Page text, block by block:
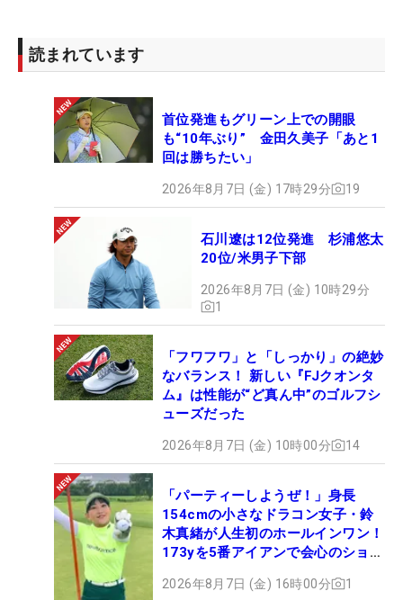
読まれています
首位発進もグリーン上での開眼
も“10年ぶり” 金田久美子「あと1
回は勝ちたい」
2026年8月7日 (金) 17時29分 19
石川遼は12位発進 杉浦悠太
20位/米男子下部
2026年8月7日 (金) 10時29分
1
「フワフワ」と「しっかり」の絶妙
なバランス！ 新しい『FJクオンタ
ム』は性能が“ど真ん中”のゴルフシ
ューズだった
2026年8月7日 (金) 10時00分 14
「パーティーしようぜ！」身長
154cmの小さなドラコン女子・鈴
木真緒が人生初のホールインワン！
173yを5番アイアンで会心のショッ
2026年8月7日 (金) 16時00分 1